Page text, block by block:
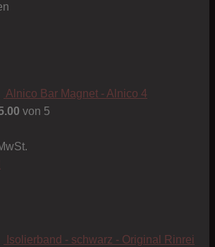
Alnico Bar Magnet - Alnico 4
von 5
Isolierband - schwarz - Original Rinrei